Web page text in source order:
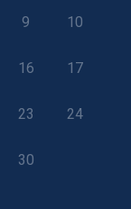
9 10
16 17
23 24
30